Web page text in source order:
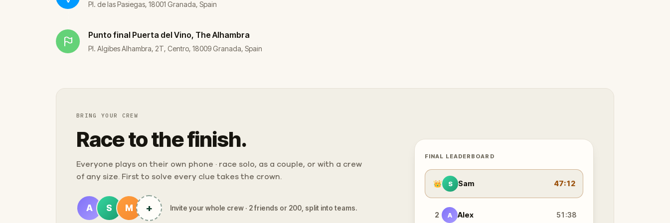
Pl. de las Pasiegas, 18001 Granada, Spain
Punto final Puerta del Vino, The Alhambra
Pl. Algibes Alhambra, 2T, Centro, 18009 Granada, Spain
BRING YOUR CREW
Race to the finish.
Everyone plays on their own phone · race solo, as a couple, or with a crew
of any size. First to solve every clue takes the crown.
A S M + Invite your whole crew · 2 friends or 200, split into teams.
FINAL LEADERBOARD
👑 S Sam 47:12
2 A Alex 51:38